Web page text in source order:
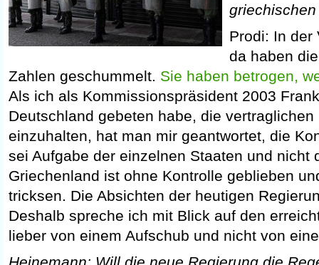
Prodi: In der
da haben
Zahlen geschummelt. Sie haben betrogen,
Als ich als Kommissionspräsident 2003
Deutschland gebeten habe, die
einzuhalten, hat man mir geantwortet, die
sei Aufgabe der einzelnen Staaten und nicht
Griechenland ist ohne Kontrolle geblieben
tricksen. Die Absichten der heutigen
Deshalb spreche ich mit Blick auf den
lieber von einem Aufschub und nicht von